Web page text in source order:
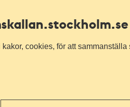
.stockholm.se
cookies, för att